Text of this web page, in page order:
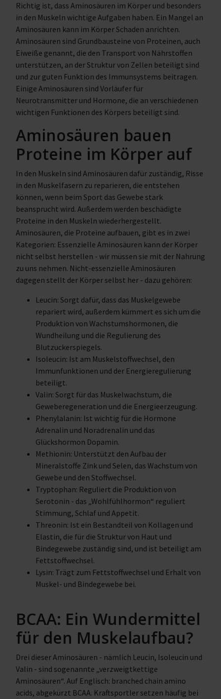
Richtig ist, dass Aminosäuren im Körper und besonders
in den Muskeln wichtige Aufgaben haben. Ein Mangel an
Aminosäuren kann im Körper Schaden anrichten.
Aminosäuren sind Grundbausteine von Proteinen, auch
Eiweiße genannt, die den Transport von Nährstoffen
unterstützen, an der Struktur von Zellen beteiligt sind
und zur guten Funktion des Immunsystems beitragen.
Einige Aminosäuren sind Vorläufer für
Neurotransmitter und Hormone, die an verschiedenen
wichtigen Funktionen des Körpers beteiligt sind.
Aminosäuren bauen
Proteine im Körper auf
In den Muskeln sind Aminosäuren dafür zuständig, Risse
in den Muskelfasern zu reparieren, die entstehen
können, wenn beim Sport das Gewebe stark
beansprucht wird. Außerdem werden beschädigte
Proteine in den Muskeln wiederhergestellt.
Aminosäuren, die Proteine aufbauen, gibt es in zwei
Kategorien: Essenzielle Aminosäuren kann der Körper
nicht selbst herstellen - wir müssen sie mit der Nahrung
zu uns nehmen. Nicht-essenzielle Aminosäuren
dagegen stellt der Körper selbst her - dazu gehören:
Leucin: Sorgt dafür, dass das Muskelgewebe
repariert wird, außerdem kümmert es sich um die
Produktion von Wachstumshormonen, die
Wundheilung und die Regulierung des
Blutzuckerspiegels.
Isoleucin: Ist am Muskelstoffwechsel, den
Immunfunktionen und der Energieregulierung
beteiligt.
Valin: Sorgt für das Muskelwachstum, die
Geweberegeneration und die Energieerzeugung.
Phenylalanin: Ist wichtig für die Hormone
Adrenalin und Noradrenalin und das
Glückshormon Dopamin.
Methionin: Unterstützt den Aufbau der
Mineralstoffe Zink und Selen, das Wachstum von
Gewebe und den Stoffwechsel.
Tryptophan: Reguliert die Produktion von
Serotonin - das „Wohlfühlhormon“ reguliert
Stimmung, Schlaf und Appetit.
Threonin: Ist ein Bestandteil von Kollagen und
Elastin, die für die Struktur von Haut und
Bindegewebe zuständig sind, und ist beteiligt am
Fettstoffwechsel.
Lysin: Trägt zum Fettstoffwechsel und Erhalt von
Muskel- und Bindegewebe bei.
BCAA: Ein Wundermittel
für den Muskelaufbau?
Drei dieser Aminosäuren - nämlich Leucin, Isoleucin und
Valin - sind sogenannte „verzweigtkettige
Aminosäuren“. Auf Englisch: branched chain amino
acids, abgekürzt BCAA. Kraftsportler setzen häufig bei